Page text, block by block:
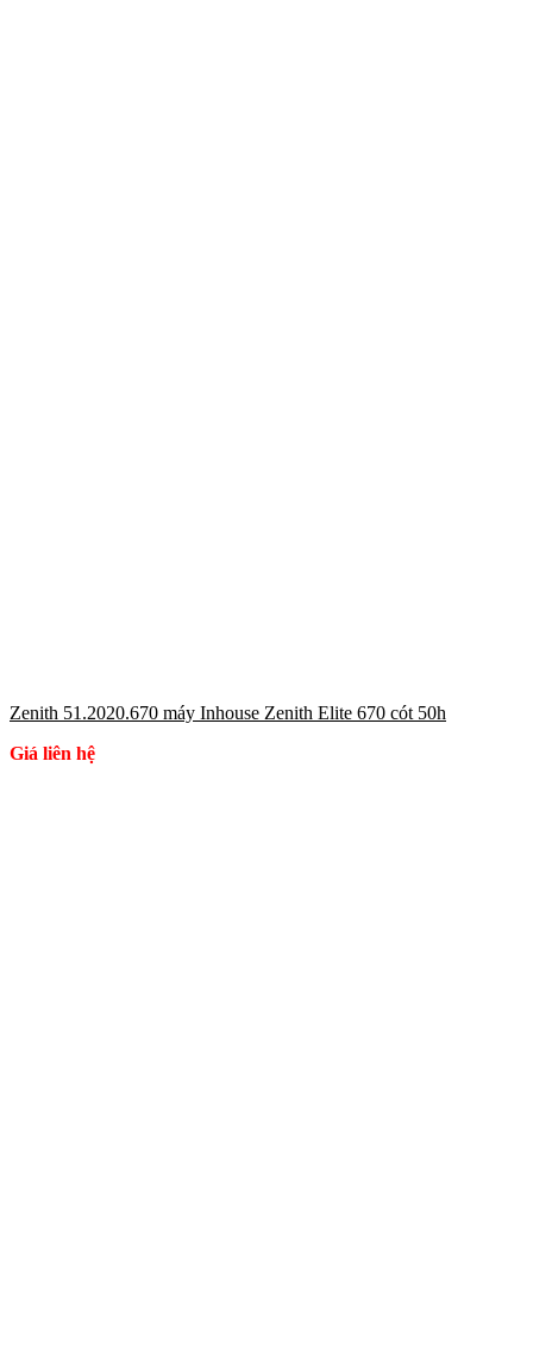
Zenith 51.2020.670 máy Inhouse Zenith Elite 670 cót 50h
Giá liên hệ